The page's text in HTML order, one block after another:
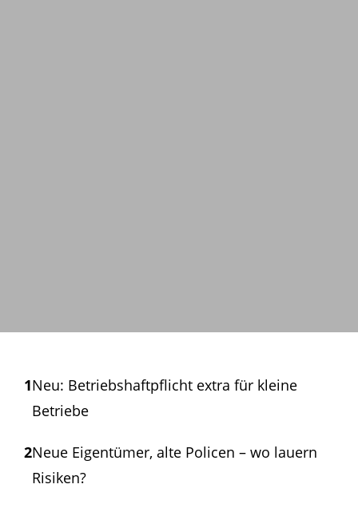
1Neu: Betriebshaft­pflicht extra für kleine
Betriebe
2Neue Eigentümer, alte Policen – wo lauern
Risiken?